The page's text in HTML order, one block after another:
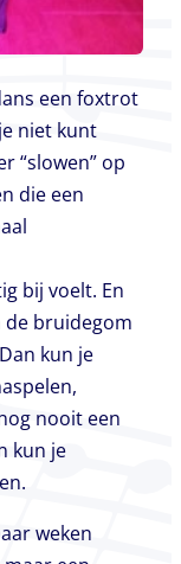
een foxtrot
niet kunt
“slowen” op
die een
bij voelt. En
de bruidegom
kun je
nooit een
kun je
weken